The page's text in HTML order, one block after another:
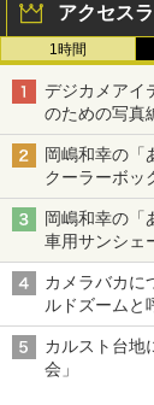
アクセス
1時間
デジカメアイ
のための写真
る「Filmator
岡嶋和幸の「
クーラーボッ
岡嶋和幸の「
車用サンシェ
カメラバカに
ルドズームと
カルスト台地
会」